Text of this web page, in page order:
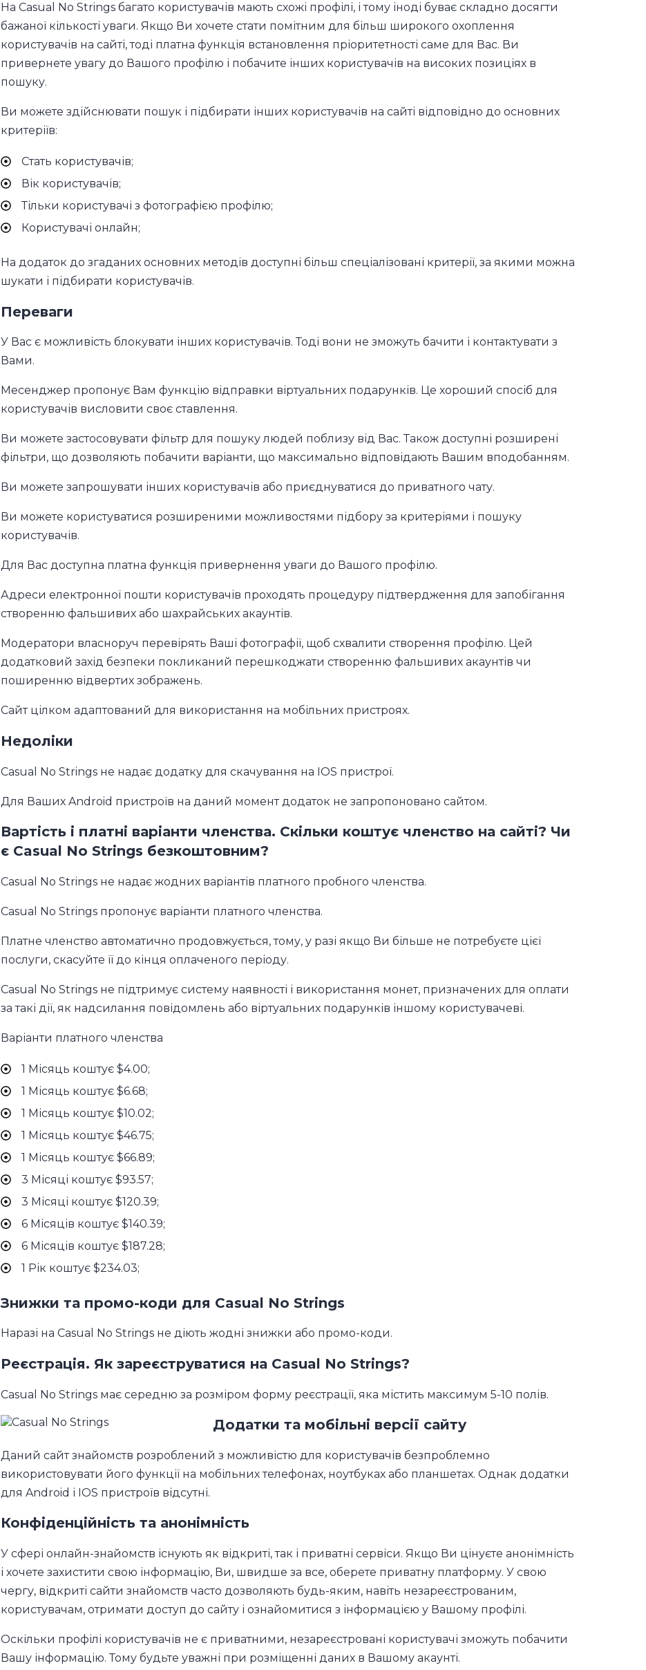
На Casual No Strings багато користувачів мають схожі профілі, і тому іноді буває складно досягти
бажаної кількості уваги. Якщо Ви хочете стати помітним для більш широкого охоплення
користувачів на сайті, тоді платна функція встановлення пріоритетності саме для Вас. Ви
привернете увагу до Вашого профілю і побачите інших користувачів на високих позиціях в
пошуку.
Ви можете здійснювати пошук і підбирати інших користувачів на сайті відповідно до основних
критеріїв:
Стать користувачів;
Вік користувачів;
Тільки користувачі з фотографією профілю;
Користувачі онлайн;
На додаток до згаданих основних методів доступні більш спеціалізовані критерії, за якими можна
шукати і підбирати користувачів.
Переваги
У Вас є можливість блокувати інших користувачів. Тоді вони не зможуть бачити і контактувати з
Вами.
Месенджер пропонує Вам функцію відправки віртуальних подарунків. Це хороший спосіб для
користувачів висловити своє ставлення.
Ви можете застосовувати фільтр для пошуку людей поблизу від Вас. Також доступні розширені
фільтри, що дозволяють побачити варіанти, що максимально відповідають Вашим вподобанням.
Ви можете запрошувати інших користувачів або приєднуватися до приватного чату.
Ви можете користуватися розширеними можливостями підбору за критеріями і пошуку
користувачів.
Для Вас доступна платна функція привернення уваги до Вашого профілю.
Адреси електронної пошти користувачів проходять процедуру підтвердження для запобігання
створенню фальшивих або шахрайських акаунтів.
Модератори власноруч перевірять Ваші фотографії, щоб схвалити створення профілю. Цей
додатковий захід безпеки покликаний перешкоджати створенню фальшивих акаунтів чи
поширенню відвертих зображень.
Сайт цілком адаптований для використання на мобільних пристроях.
Недоліки
Casual No Strings не надає додатку для скачування на IOS пристрої.
Для Ваших Android пристроїв на даний момент додаток не запропоновано сайтом.
Вартість і платні варіанти членства. Скільки коштує членство на сайті? Чи
є Casual No Strings безкоштовним?
Casual No Strings не надає жодних варіантів платного пробного членства.
Casual No Strings пропонує варіанти платного членства.
Платне членство автоматично продовжується, тому, у разі якщо Ви більше не потребуєте цієї
послуги, скасуйте її до кінця оплаченого періоду.
Casual No Strings не підтримує систему наявності і використання монет, призначених для оплати
за такі дії, як надсилання повідомлень або віртуальних подарунків іншому користувачеві.
Варіанти платного членства
1 Місяць коштує $4.00;
1 Місяць коштує $6.68;
1 Місяць коштує $10.02;
1 Місяць коштує $46.75;
1 Місяць коштує $66.89;
3 Місяці коштує $93.57;
3 Місяці коштує $120.39;
6 Місяців коштує $140.39;
6 Місяців коштує $187.28;
1 Рік коштує $234.03;
Знижки та промо-коди для Casual No Strings
Наразі на Casual No Strings не діють жодні знижки або промо-коди.
Реєстрація. Як зареєструватися на Casual No Strings?
Casual No Strings має середню за розміром форму реєстрації, яка містить максимум 5-10 полів.
Додатки та мобільні версії сайту
Даний сайт знайомств розроблений з можливістю для користувачів безпроблемно
використовувати його функції на мобільних телефонах, ноутбуках або планшетах. Однак додатки
для Android і IOS пристроїв відсутні.
Конфіденційність та анонімність
У сфері онлайн-знайомств існують як відкриті, так і приватні сервіси. Якщо Ви цінуєте анонімність
і хочете захистити свою інформацію, Ви, швидше за все, оберете приватну платформу. У свою
чергу, відкриті сайти знайомств часто дозволяють будь-яким, навіть незареєстрованим,
користувачам, отримати доступ до сайту і ознайомитися з інформацією у Вашому профілі.
Оскільки профілі користувачів не є приватними, незареєстровані користувачі зможуть побачити
Вашу інформацію. Тому будьте уважні при розміщенні даних в Вашому акаунті.